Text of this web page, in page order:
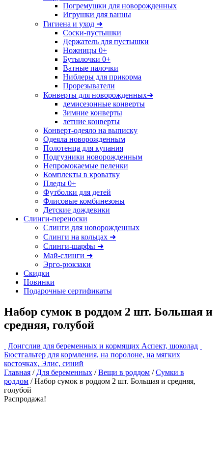
Погремушки для новорожденных
Игрушки для ванны
Гигиена и уход ➜
Соски-пустышки
Держатель для пустышки
Ножницы 0+
Бутылочки 0+
Ватные палочки
Ниблеры для прикорма
Прорезыватели
Конверты для новорожденных➜
демисезонные конверты
Зимние конверты
летние конверты
Конверт-одеяло на выписку
Одеяла новорожденным
Полотенца для купания
Подгузники новорожденным
Непромокаемые пеленки
Комплекты в кроватку
Пледы 0+
Футболки для детей
Флисовые комбинезоны
Детские дождевики
Слинги-переноски
Слинги для новорожденных
Слинги на кольцах ➜
Слинги-шарфы ➜
Май-слинги ➜
Эрго-рюкзаки
Скидки
Новинки
Подарочные сертификаты
Набор сумок в роддом 2 шт. Большая и
средняя, голубой
Лонгслив для беременных и кормящих Аспект, шоколад
Бюстгальтер для кормления, на поролоне, на мягких
косточках, Элис, синий
Главная / Для беременных /Вещи в роддом /Сумки в
роддом / Набор сумок в роддом 2 шт. Большая и средняя,
голубой
Распродажа!